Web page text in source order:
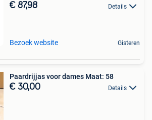
€ 87,98 Details
Bezoek website Gisteren
Paardrijjas voor dames Maat: 58
€ 30,00 Details